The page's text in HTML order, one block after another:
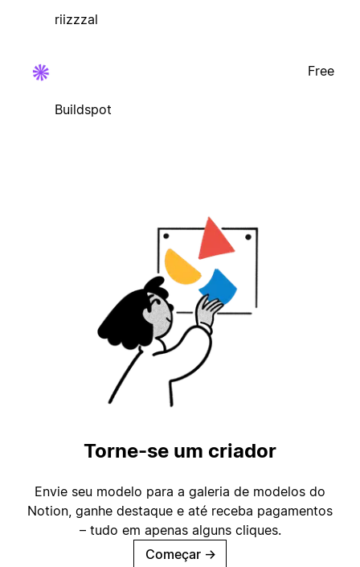
riizzzal
Buildspot
Free
Torne-se um criador
Envie seu modelo para a galeria de modelos do
Notion, ganhe destaque e até receba pagamentos
– tudo em apenas alguns cliques.
Começar →